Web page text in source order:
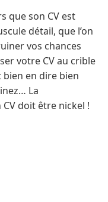
que son CV est
détail, que l’on
vos chances
votre CV au crible
en dire bien
La
doit être nickel !